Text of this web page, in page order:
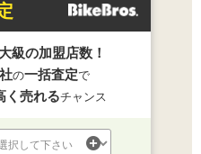
級の加盟店数！
の一括査定で
く売れるチャンス